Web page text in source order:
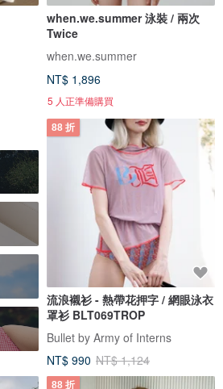
when.we.summer 泳裝 / 兩次
Twice
when.we.summer
NT$ 1,896
5 人正準備購買
88 折
流浪襯衫 - 熱帶花押字 / 網眼泳衣
罩衫 BLT069TROP
Bullet by Army of Interns
NT$ 990 NT$ 1,124
88 折